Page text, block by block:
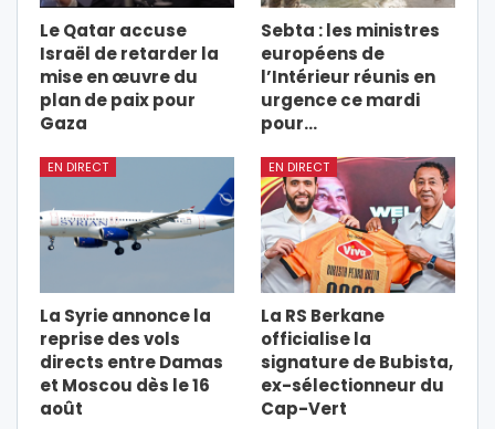
Le Qatar accuse
Israël de retarder la
mise en œuvre du
plan de paix pour
Gaza
Sebta : les ministres
européens de
l’Intérieur réunis en
urgence ce mardi
pour…
EN DIRECT
La Syrie annonce la
reprise des vols
directs entre Damas
et Moscou dès le 16
août
EN DIRECT
La RS Berkane
officialise la
signature de Bubista,
ex-sélectionneur du
Cap-Vert